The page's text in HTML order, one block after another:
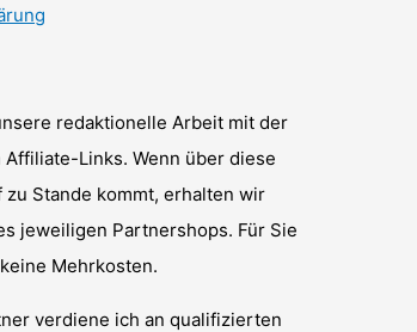
redaktionelle Arbeit mit der
Links. Wenn über diese
zu Stande kommt, erhalten wir
jeweiligen Partnershops. Für Sie
Mehrkosten.
verdiene ich an qualifizierten